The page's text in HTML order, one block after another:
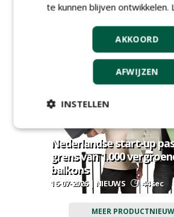
STIHL introduceert
accubladblazer BGA 110
20-07-2026 | NIEUWS 51 sec
Nederlandse start-up
grens van 1.000
balkons
16-07-2026 | NIEUWS 44 sec
MEER
te kunnen blijven ontwikkelen.
AKKOORD
AFWIJZEN
INSTELLEN